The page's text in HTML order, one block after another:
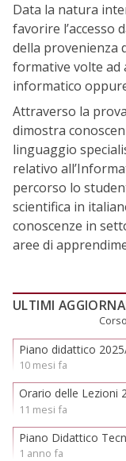
Data la natura
favorire l’accesso
della provenienza
formative volte ad
informatico
Attraverso la
dimostra
linguaggio
relativo
percorso lo
scientifica in
conoscenze in
aree di
ULTIMI
Piano didattico
10 mesi fa
Orario delle Lezioni
11 mesi fa
Piano Didattico
1 anno fa